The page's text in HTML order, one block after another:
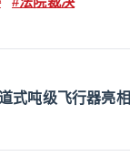
式吨级飞行器亮相